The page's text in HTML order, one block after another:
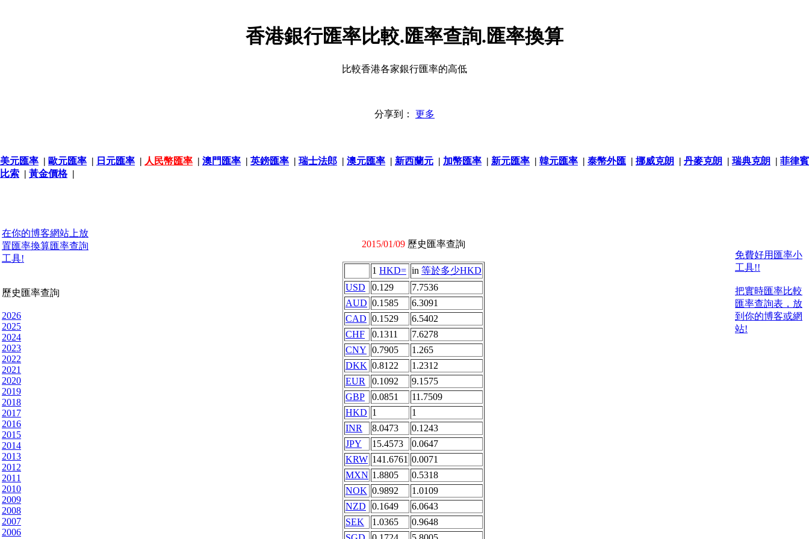
香港銀行匯率比較.匯率查詢.匯率換算
比較香港各家銀行匯率的高低
分享到： 更多
美元匯率 | 歐元匯率 | 日元匯率 | 人民幣匯率 | 澳門匯率 | 英鎊匯率 | 瑞士法郎 | 澳元匯率 | 新西蘭元 | 加幣匯率 | 新元匯率 | 韓元匯率 | 泰幣外匯 | 挪威克朗 | 丹麥克朗 | 瑞典克朗 | 菲律賓
比索 | 黃金價格|
在你的博客網站上放
置匯率換算匯率查詢
工具!
歷史匯率查詢
2026
2025
2024
2023
2022
2021
2020
2019
2018
2017
2016
2015
2014
2013
2012
2011
2010
2009
2008
2007
2006
2015/01/09 歷史匯率查詢
1 HKD= in 等於多少HKD
USD
0.129
7.7536
AUD 0.1585
6.3091
CAD 0.1529
6.5402
CHF
0.1311
7.6278
CNY 0.7905
1.265
DKK 0.8122
1.2312
EUR
0.1092
9.1575
GBP
0.0851
11.7509
HKD 1
1
INR
8.0473
0.1243
JPY
15.4573
0.0647
KRW 141.6761 0.0071
MXN 1.8805
0.5318
NOK 0.9892
1.0109
NZD
0.1649
6.0643
SEK
1.0365
0.9648
免費好用匯率小
工具!!
把實時匯率比較
匯率查詢表，放
到你的博客或網
站!